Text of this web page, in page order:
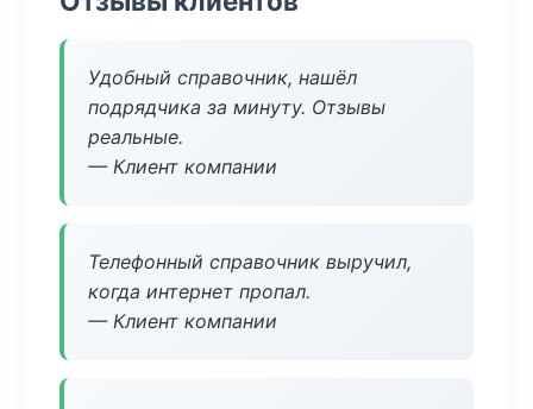
Удобный справочник, нашёл
подрядчика за минуту. Отзывы
реальные.
— Клиент компании
Телефонный справочник выручил,
когда интернет пропал.
— Клиент компании